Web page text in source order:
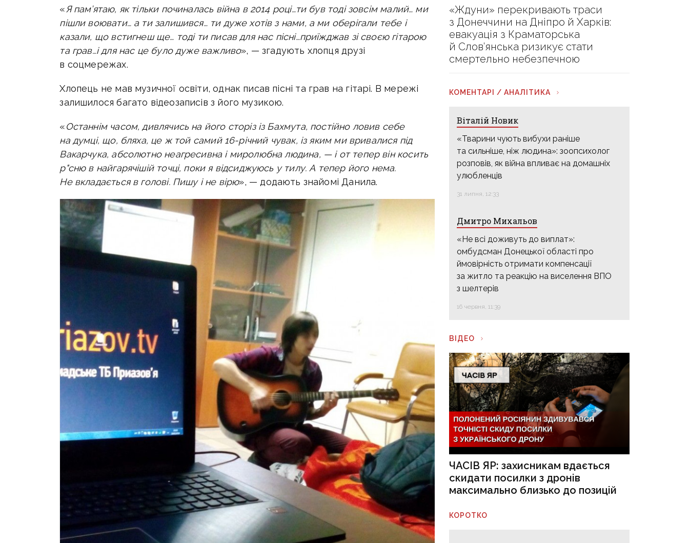
«Я пам’ятаю, як тільки починалась війна в 2014 році…ти був тоді зовсім малий… ми
пішли воювати… а ти залишився… ти дуже хотів з нами, а ми оберігали тебе і
казали, що встигнеш ще… тоді ти писав для нас пісні…приїжджав зі своєю гітарою
та грав…і для нас це було дуже важливо», — згадують хлопця друзі
в соцмережах.
Хлопець не мав музичної освіти, однак писав пісні та грав на гітарі. В мережі
залишилося багато відеозаписів з його музикою.
«Останнім часом, дивлячись на його сторіз із Бахмута, постійно ловив себе
на думці, що, бляха, це ж той самий 16-річний чувак, із яким ми вривалися під
Вакарчука, абсолютно неагресивна і миролюбна людина, — і от тепер він косить
р"сню в найгарячішій точці, поки я відсиджуюсь у тилу. А тепер його нема.
Не вкладається в голові. Пишу і не вірю», — додають знайомі Данила.
«Ждуни» перекривають траси
з Донеччини на Дніпро й Харків:
евакуація з Краматорська
й Слов’янська ризикує стати
смертельно небезпечною
КОМЕНТАРІ / АНАЛІТИКА
Віталій Новик
«Тварини чують вибухи раніше
та сильніше, ніж людина»: зоопсихолог
розповів, як війна впливає на домашніх
улюбленців
31 липня, 12:33
Дмитро Михальов
«Не всі доживуть до виплат»:
омбудсман Донецької області про
ймовірність отримати компенсації
за житло та реакцію на виселення ВПО
з шелтерів
16 червня, 11:39
ВІДЕО
ЧАСІВ ЯР: захисникам вдається
скидати посилки з дронів
максимально близько до позицій
КОРОТКО